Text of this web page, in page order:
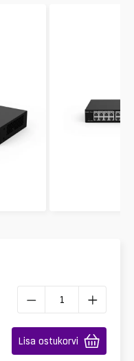
Lisa ostukorvi